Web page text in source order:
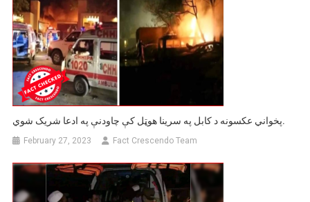
پخواني عکسونه د کابل په سرينا هوټل کې چاودنې په ادعا شریک شوي.
February 27, 2023 Fact Crescendo Team